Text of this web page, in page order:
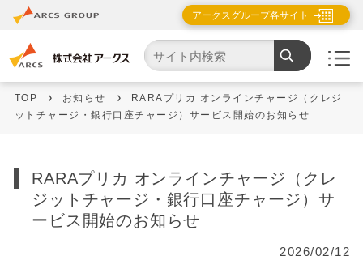
アークスグループ各サイト
TOP お知らせ
RARAプリカ オンラインチャージ（クレジ
ットチャージ・銀行口座チャージ）サービス開始のお知らせ
RARAプリカ オンラインチャージ（クレ
ジットチャージ・銀行口座チャージ）サ
ービス開始のお知らせ
2026/02/12